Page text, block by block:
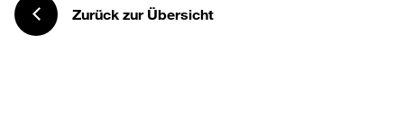
Zurück zur Übersicht